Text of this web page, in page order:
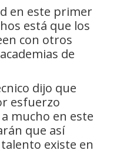
en este primer
está que los
con otros
de
dijo que
esfuerzo
mucho en este
que así
existe en